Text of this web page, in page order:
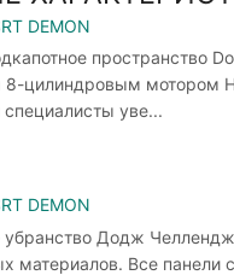
DEMON
пространство
цилиндровым мотором
уве...
DEMON
Додж
материалов. Все панели